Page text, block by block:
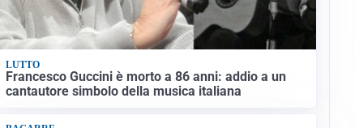
LUTTO
Francesco Guccini è morto a 86 anni: addio a un
cantautore simbolo della musica italiana